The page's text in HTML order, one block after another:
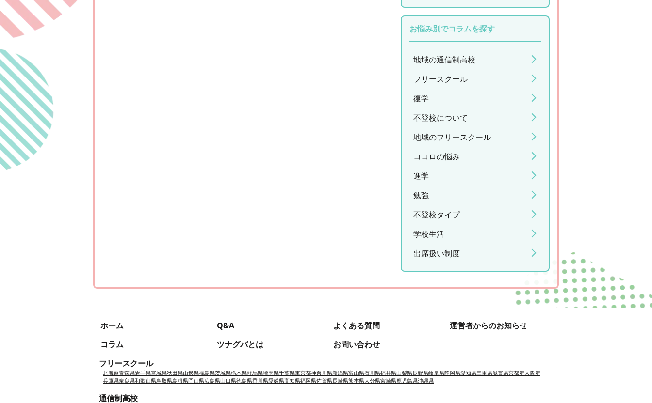
お悩み別でコラムを探す
地域の通信制高校
フリースクール
復学
不登校について
地域のフリースクール
ココロの悩み
進学
勉強
不登校タイプ
学校生活
出席扱い制度
ホーム
コラム
Q&A
ツナグバとは
よくある質問
お問い合わせ
運営者からのお知らせ
フリースクール
北海道青森県岩手県宮城県秋田県山形県福島県茨城県栃木県群馬県埼玉県千葉県東京都神奈川県新潟県富山県石川県福井県山梨県長野県岐阜県静岡県愛知県三重県滋賀県京都府大阪府
兵庫県奈良県和歌山県鳥取県島根県岡山県広島県山口県徳島県香川県愛媛県高知県福岡県佐賀県長崎県熊本県大分県宮崎県鹿児島県沖縄県
通信制高校